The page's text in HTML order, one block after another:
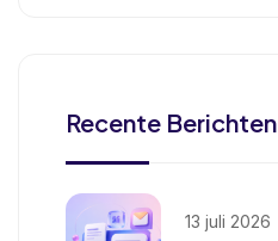
Recente Berichten
13 juli 2026